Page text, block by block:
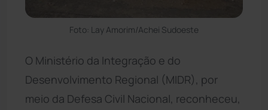
Foto: Lay Amorim/Achei Sudoeste
O Ministério da Integração e do
Desenvolvimento Regional (MIDR), por
meio da Defesa Civil Nacional, reconheceu,